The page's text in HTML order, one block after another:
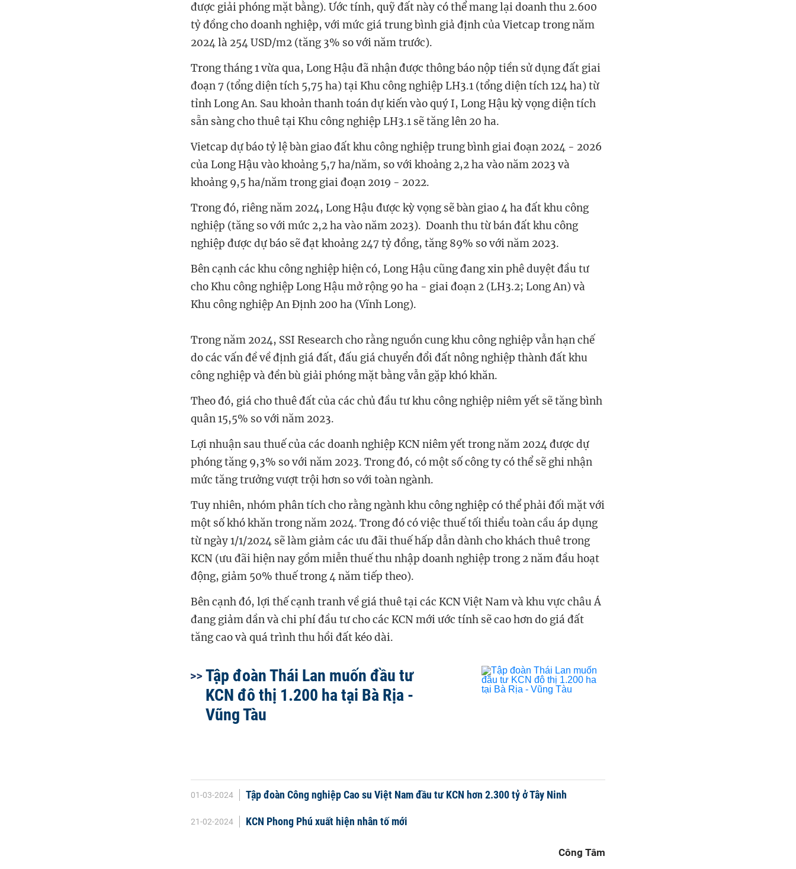
được giải phóng mặt bằng). Ước tính, quỹ đất này có thể mang lại doanh thu 2.600
tỷ đồng cho doanh nghiệp, với mức giá trung bình giả định của Vietcap trong năm
2024 là 254 USD/m2 (tăng 3% so với năm trước).
Trong tháng 1 vừa qua, Long Hậu đã nhận được thông báo nộp tiền sử dụng đất giai
đoạn 7 (tổng diện tích 5,75 ha) tại Khu công nghiệp LH3.1 (tổng diện tích 124 ha) từ
tỉnh Long An. Sau khoản thanh toán dự kiến vào quý I, Long Hậu kỳ vọng diện tích
sẵn sàng cho thuê tại Khu công nghiệp LH3.1 sẽ tăng lên 20 ha.
Vietcap dự báo tỷ lệ bàn giao đất khu công nghiệp trung bình giai đoạn 2024 - 2026
của Long Hậu vào khoảng 5,7 ha/năm, so với khoảng 2,2 ha vào năm 2023 và
khoảng 9,5 ha/năm trong giai đoạn 2019 - 2022.
Trong đó, riêng năm 2024, Long Hậu được kỳ vọng sẽ bàn giao 4 ha đất khu công
nghiệp (tăng so với mức 2,2 ha vào năm 2023). Doanh thu từ bán đất khu công
nghiệp được dự báo sẽ đạt khoảng 247 tỷ đồng, tăng 89% so với năm 2023.
Bên cạnh các khu công nghiệp hiện có, Long Hậu cũng đang xin phê duyệt đầu tư
cho Khu công nghiệp Long Hậu mở rộng 90 ha - giai đoạn 2 (LH3.2; Long An) và
Khu công nghiệp An Định 200 ha (Vĩnh Long).
Trong năm 2024, SSI Research cho rằng nguồn cung khu công nghiệp vẫn hạn chế
do các vấn đề về định giá đất, đấu giá chuyển đổi đất nông nghiệp thành đất khu
công nghiệp và đền bù giải phóng mặt bằng vẫn gặp khó khăn.
Theo đó, giá cho thuê đất của các chủ đầu tư khu công nghiệp niêm yết sẽ tăng bình
quân 15,5% so với năm 2023.
Lợi nhuận sau thuế của các doanh nghiệp KCN niêm yết trong năm 2024 được dự
phóng tăng 9,3% so với năm 2023. Trong đó, có một số công ty có thể sẽ ghi nhận
mức tăng trưởng vượt trội hơn so với toàn ngành.
Tuy nhiên, nhóm phân tích cho rằng ngành khu công nghiệp có thể phải đối mặt với
một số khó khăn trong năm 2024. Trong đó có việc thuế tối thiểu toàn cầu áp dụng
từ ngày 1/1/2024 sẽ làm giảm các ưu đãi thuế hấp dẫn dành cho khách thuê trong
KCN (ưu đãi hiện nay gồm miễn thuế thu nhập doanh nghiệp trong 2 năm đầu hoạt
động, giảm 50% thuế trong 4 năm tiếp theo).
Bên cạnh đó, lợi thế cạnh tranh về giá thuê tại các KCN Việt Nam và khu vực châu Á
đang giảm dần và chi phí đầu tư cho các KCN mới ước tính sẽ cao hơn do giá đất
tăng cao và quá trình thu hồi đất kéo dài.
Tập đoàn Thái Lan muốn đầu tư
KCN đô thị 1.200 ha tại Bà Rịa -
Vũng Tàu
01-03-2024 Tập đoàn Công nghiệp Cao su Việt Nam đầu tư KCN hơn 2.300 tỷ ở Tây Ninh
21-02-2024 KCN Phong Phú xuất hiện nhân tố mới
Công Tâm